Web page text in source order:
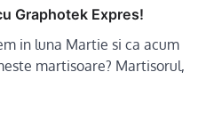
Graphotek Expres!
in luna Martie si ca acum
martisoare? Martisorul,